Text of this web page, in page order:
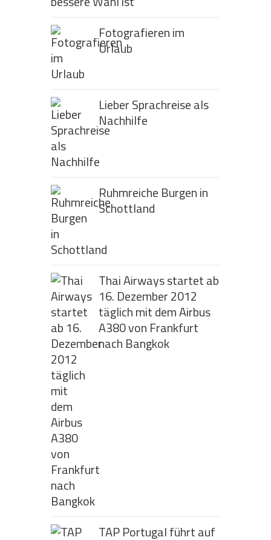
Fotografieren im
Urlaub
Lieber Sprachreise als
Nachhilfe
Ruhmreiche Burgen in
Schottland
Thai Airways startet ab
16. Dezember 2012
täglich mit dem Airbus
A380 von Frankfurt
nach Bangkok
TAP Portugal führt auf